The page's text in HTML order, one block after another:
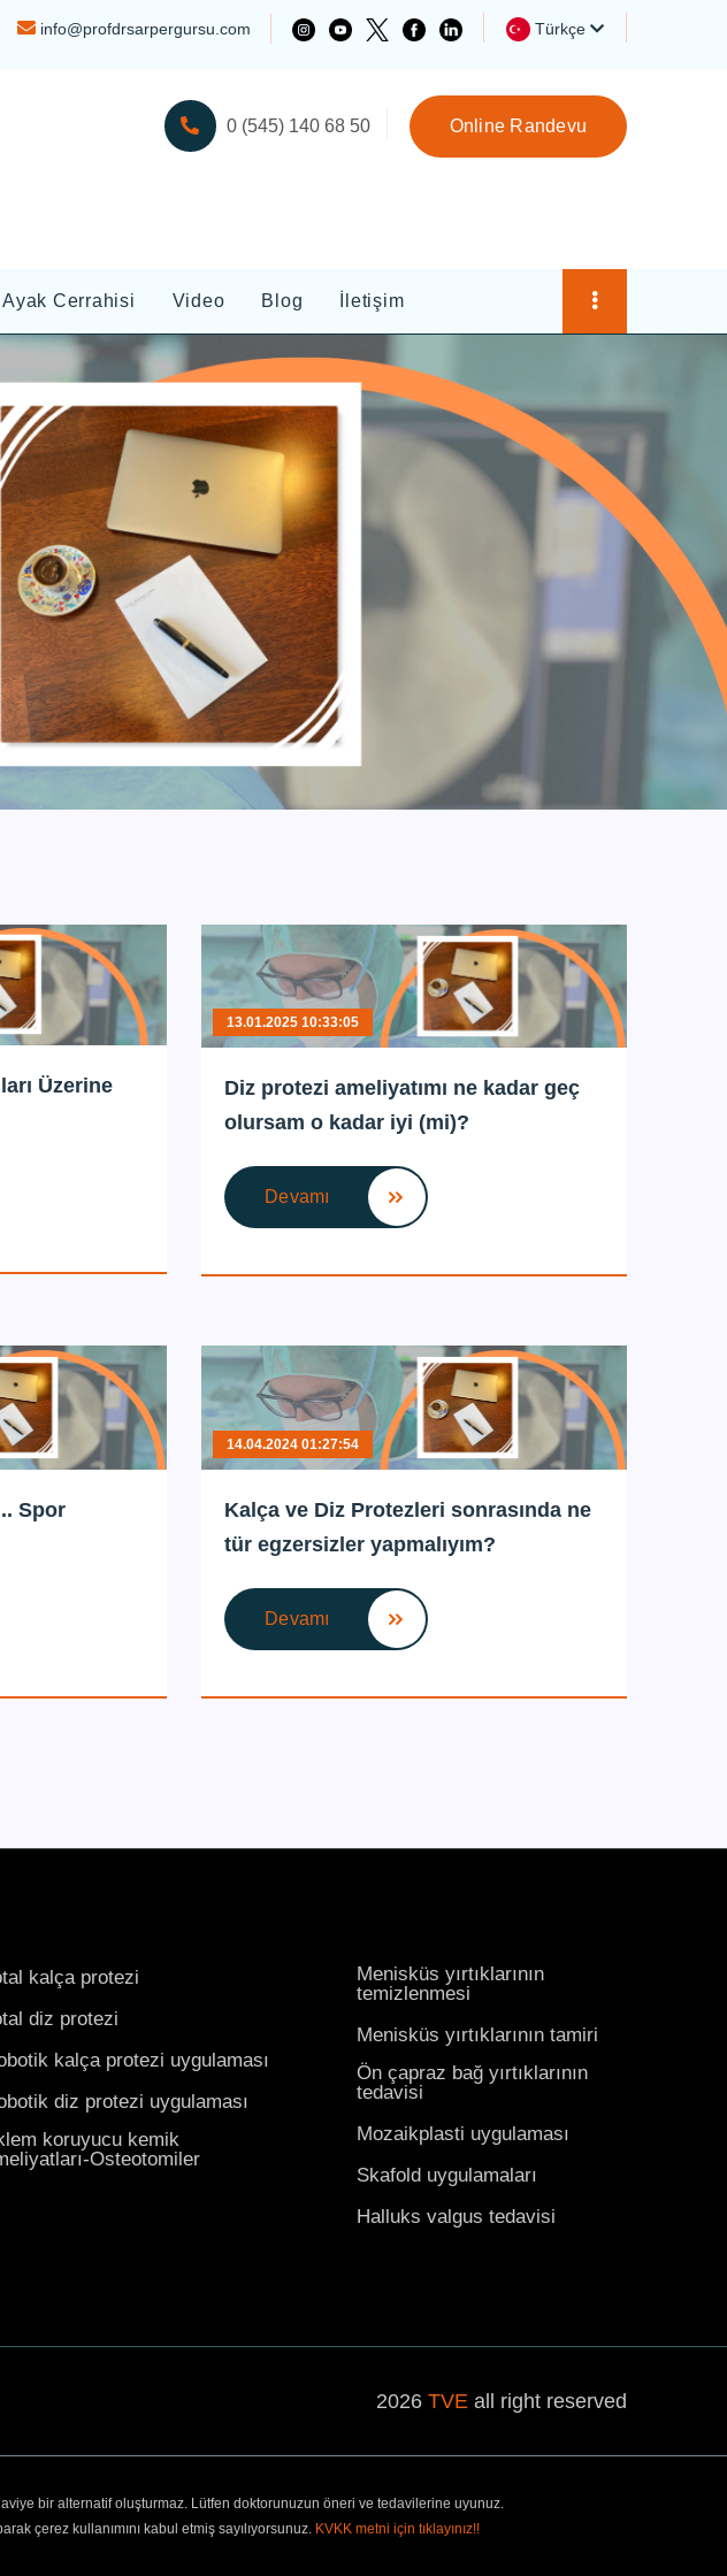
info@profdrsarpergursu.com Türkçe
0 (545) 140 68 50 Online Randevu
Ayak Cerrahisi Video Blog İletişim
Üzerine
13.01.2025 10:33:05
Diz protezi ameliyatımı ne kadar geç
olursam o kadar iyi (mi)?
Devamı
Spor
14.04.2024 01:27:54
Kalça ve Diz Protezleri sonrasında ne
tür egzersizler yapmalıyım?
Devamı
kalça protezi
diz protezi
kalça protezi uygulaması
diz protezi uygulaması
koruyucu kemik
Osteotomiler
Menisküs yırtıklarının
temizlenmesi
Menisküs yırtıklarının tamiri
Ön çapraz bağ yırtıklarının
tedavisi
Mozaikplasti uygulaması
Skafold uygulamaları
Halluks valgus tedavisi
2026 TVE all right reserved
bir alternatif oluşturmaz. Lütfen doktorunuzun öneri ve tedavilerine uyunuz.
çerez kullanımını kabul etmiş sayılıyorsunuz. KVKK metni için tıklayınız!!